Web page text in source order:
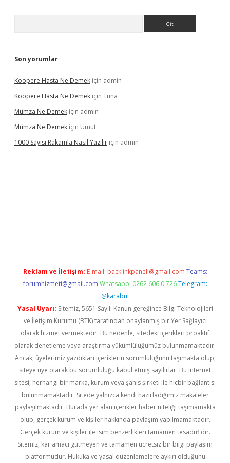
Son yorumlar
Koopere Hasta Ne Demek için admin
Koopere Hasta Ne Demek için Tuna
Mümza Ne Demek için admin
Mümza Ne Demek için Umut
1000 Sayısı Rakamla Nasıl Yazılır için admin
Reklam ve İletişim: E-mail: backlinkpaneli@gmail.com Teams:
forumhizmeti@gmail.com Whatsapp: 0262 606 0 726 Telegram:
@karabul
Yasal Uyarı: Sitemiz, 5651 Sayılı Kanun gereğince Bilgi Teknolojileri
ve İletişim Kurumu (BTK) tarafından onaylanmış bir Yer Sağlayıcı
olarak hizmet vermektedir. Bu nedenle, sitedeki içerikleri proaktif
olarak denetleme veya araştırma yükümlülüğümüz bulunmamaktadır.
Ancak, üyelerimiz yazdıkları içeriklerin sorumluluğunu taşımakta olup,
siteye üye olarak bu sorumluluğu kabul etmiş sayılırlar. Bu internet
sitesi, herhangi bir marka, kurum veya şahıs şirketi ile hiçbir bağlantısı
bulunmamaktadır. Sitede yalnızca kendi hazırladığımız makaleler
paylaşılmaktadır. Burada yer alan içerikler haber niteliği taşımamakta
olup, gerçek kurum ve kişiler hakkında paylaşım yapılmamaktadır.
Gerçek kurum ve kişiler ile isim benzerlikleri tamamen tesadüfidir.
Sitemiz, kar amacı gütmeyen ve tamamen ücretsiz bir bilgi paylaşım
platformudur. Hukuka ve yasal düzenlemelere aykırı olduğunu